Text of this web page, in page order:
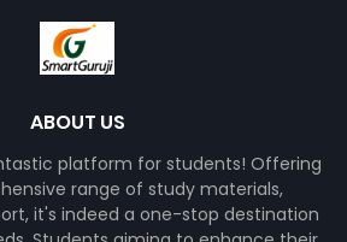
ABOUT US
platform for students! Offering
range of study materials,
it's indeed a one-stop destination